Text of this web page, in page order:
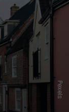
Pexels